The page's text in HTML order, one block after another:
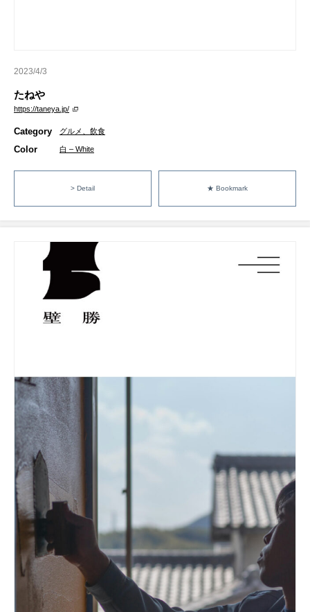
2023/4/3
たねや
https://taneya.jp/
Category グルメ、飲食
Color 白 – White
> Detail ★ Bookmark